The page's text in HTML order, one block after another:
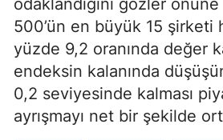
500’ün en büyük 15 şirketi
yüzde 9,2 oranında değer
endeksin kalanında
0,2 seviyesinde kalması
ayrışmayı net bir şekilde